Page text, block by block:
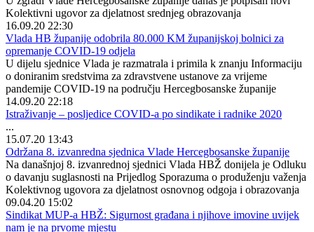
Kolektivni ugovor za djelatnost srednjeg obrazovanja
16.09.20 22:30
Vlada HB županije odobrila 80.000 KM županijskoj bolnici za
opremanje COVID-19 odjela
U dijelu sjednice Vlada je razmatrala i primila k znanju Informaciju
o doniranim sredstvima za zdravstvene ustanove za vrijeme
pandemije COVID-19 na području Hercegbosanske županije
14.09.20 22:18
Istraživanje – posljedice COVID-a po sindikate i radnike 2020
...
15.07.20 13:43
Održana 8. izvanredna sjednica Vlade Hercegbosanske županije
Na današnjoj 8. izvanrednoj sjednici Vlada HBŽ donijela je Odluku
o davanju suglasnosti na Prijedlog Sporazuma o produženju važenja
Kolektivnog ugovora za djelatnost osnovnog odgoja i obrazovanja
09.04.20 15:02
Sindikat MUP-a HBŽ: Sigurnost građana i njihove imovine uvijek
nam je na prvome mjestu